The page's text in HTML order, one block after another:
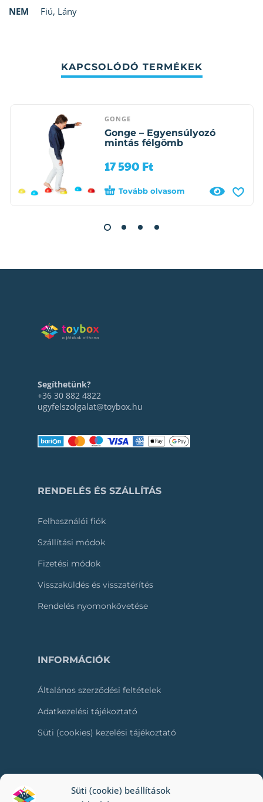
Süti (cookie) beállítások
NEM Fiú, Lány
KAPCSOLÓDÓ TERMÉKEK
GONGE
Gonge – Egyensúlyozó
mintás félgömb
17 590 Ft
Tovább olvasom
Segíthetünk?
+36 30 882 4822
ugyfelszolgalat@toybox.hu
RENDELÉS ÉS SZÁLLÍTÁS
Felhasználói fiók
Szállítási módok
Fizetési módok
Visszaküldés és visszatérítés
Rendelés nyomonkövetése
INFORMÁCIÓK
Általános szerződési feltételek
Adatkezelési tájékoztató
Süti (cookies) kezelési tájékoztató
RÓLUNK